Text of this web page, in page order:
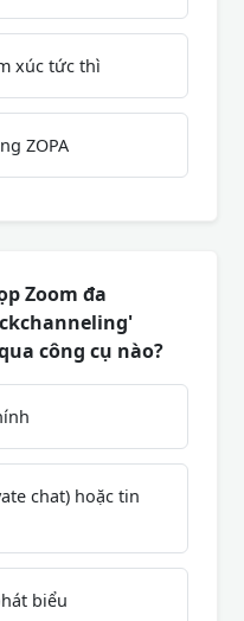
xúc tức thì
ZOPA
Zoom đa
công cụ nào?
chat) hoặc tin
biểu